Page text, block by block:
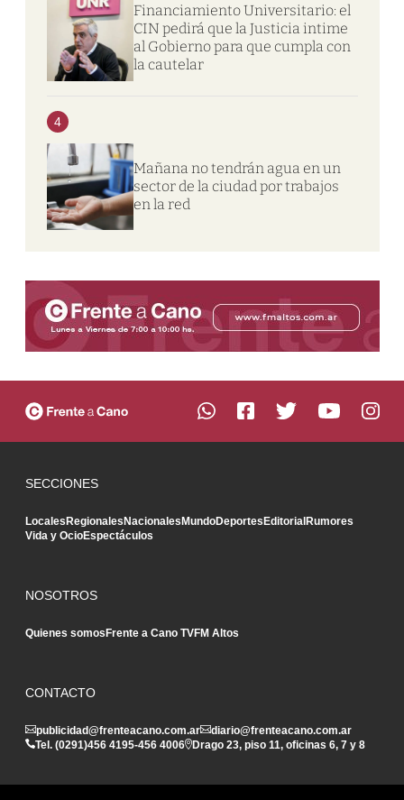
Financiamiento Universitario: el
CIN pedirá que la Justicia intime
al Gobierno para que cumpla con
la cautelar
4
Mañana no tendrán agua en un
sector de la ciudad por trabajos
en la red
SECCIONES
LocalesRegionalesNacionalesMundoDeportesEditorialRumores
Vida y OcioEspectáculos
NOSOTROS
Quienes somosFrente a Cano TVFM Altos
CONTACTO
publicidad@frenteacano.com.ar
diario@frenteacano.com.ar
Tel. (0291)456 4195-456 4006 Drago 23, piso 11, oficinas 6, 7 y 8